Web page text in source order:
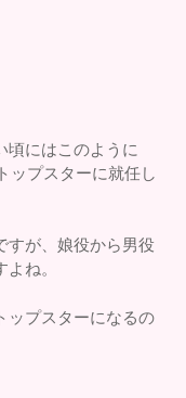
頃にはこのように
ップスターに就任し
すが、娘役から男役
ね。
ップスターになるの